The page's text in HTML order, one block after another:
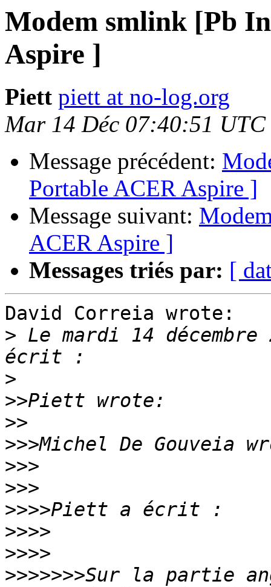
Modem smlink [Pb
Aspire ]
Piett piett at no-log.org
Mar 14 Déc 07:40:51 UTC
Message précédent:
Portable ACER Aspire ]
Message suivant:
ACER Aspire ]
Messages triés par: [
David Correia wrote:
> Le mardi 14
>
>>
>>
>>>
>>>
>>>
>>>>
>>>>
>>>>
>>>>>>>Sur la partie